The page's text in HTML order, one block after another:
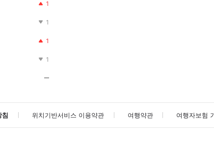
1
1
1
1
침 위치기반서비스 이용약관 여행약관 여행자보험